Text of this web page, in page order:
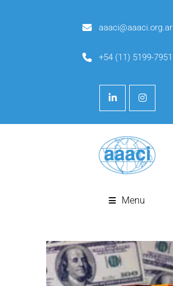
aaaci@aaaci.org.ar
+54 (11) 5199-7951
Menu